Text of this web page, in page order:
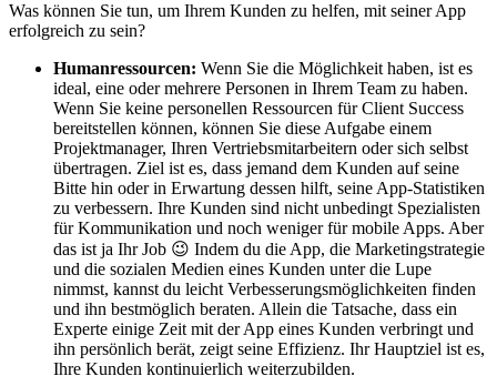
Was können Sie tun, um Ihrem Kunden zu helfen, mit seiner App
erfolgreich zu sein?
Humanressourcen: Wenn Sie die Möglichkeit haben, ist es
ideal, eine oder mehrere Personen in Ihrem Team zu haben.
Wenn Sie keine personellen Ressourcen für Client Success
bereitstellen können, können Sie diese Aufgabe einem
Projektmanager, Ihren Vertriebsmitarbeitern oder sich selbst
übertragen. Ziel ist es, dass jemand dem Kunden auf seine
Bitte hin oder in Erwartung dessen hilft, seine App-Statistiken
zu verbessern. Ihre Kunden sind nicht unbedingt Spezialisten
für Kommunikation und noch weniger für mobile Apps. Aber
das ist ja Ihr Job 😉 Indem du die App, die Marketingstrategie
und die sozialen Medien eines Kunden unter die Lupe
nimmst, kannst du leicht Verbesserungsmöglichkeiten finden
und ihn bestmöglich beraten. Allein die Tatsache, dass ein
Experte einige Zeit mit der App eines Kunden verbringt und
ihn persönlich berät, zeigt seine Effizienz. Ihr Hauptziel ist es,
Ihre Kunden kontinuierlich weiterzubilden.